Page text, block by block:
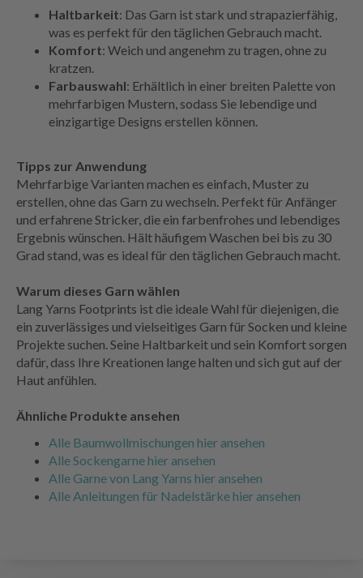
Haltbarkeit: Das Garn ist stark und strapazierfähig,
was es perfekt für den täglichen Gebrauch macht.
Komfort: Weich und angenehm zu tragen, ohne zu
kratzen.
Farbauswahl: Erhältlich in einer breiten Palette von
mehrfarbigen Mustern, sodass Sie lebendige und
einzigartige Designs erstellen können.
Tipps zur Anwendung
Mehrfarbige Varianten machen es einfach, Muster zu
erstellen, ohne das Garn zu wechseln. Perfekt für Anfänger
und erfahrene Stricker, die ein farbenfrohes und lebendiges
Ergebnis wünschen. Hält häufigem Waschen bei bis zu 30
Grad stand, was es ideal für den täglichen Gebrauch macht.
Warum dieses Garn wählen
Lang Yarns Footprints ist die ideale Wahl für diejenigen, die
ein zuverlässiges und vielseitiges Garn für Socken und kleine
Projekte suchen. Seine Haltbarkeit und sein Komfort sorgen
dafür, dass Ihre Kreationen lange halten und sich gut auf der
Haut anfühlen.
Ähnliche Produkte ansehen
Alle Baumwollmischungen hier ansehen
Alle Sockengarne hier ansehen
Alle Garne von Lang Yarns hier ansehen
Alle Anleitungen für Nadelstärke hier ansehen